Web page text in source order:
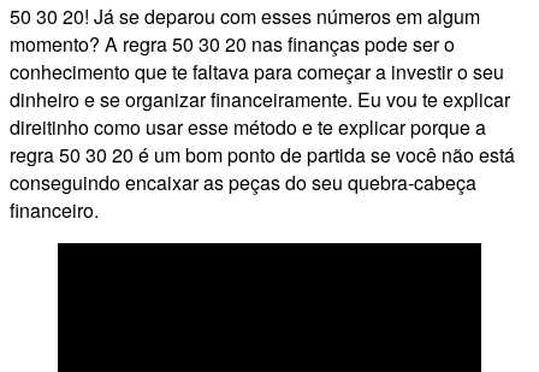
50 30 20! Já se deparou com esses números em algum
momento? A regra 50 30 20 nas finanças pode ser o
conhecimento que te faltava para começar a investir o seu
dinheiro e se organizar financeiramente. Eu vou te explicar
direitinho como usar esse método e te explicar porque a
regra 50 30 20 é um bom ponto de partida se você não está
conseguindo encaixar as peças do seu quebra-cabeça
financeiro.